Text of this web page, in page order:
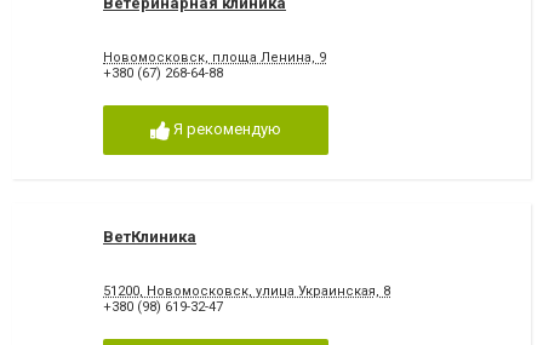
Новомосковск, площа Ленина, 9
+380 (67) 268-64-88
Я рекомендую
ВетКлиника
51200, Новомосковск, улица Украинская, 8
+380 (98) 619-32-47